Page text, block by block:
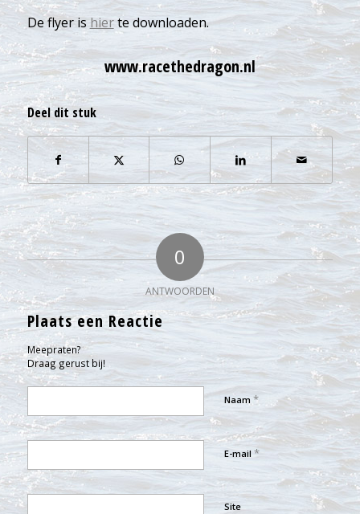
De flyer is hierte downloaden.
www.racethedragon.nl
Deel dit stuk
0
ANTWOORDEN
Plaats een Reactie
Meepraten?
Draag gerust bij!
Naam *
E-mail *
Site